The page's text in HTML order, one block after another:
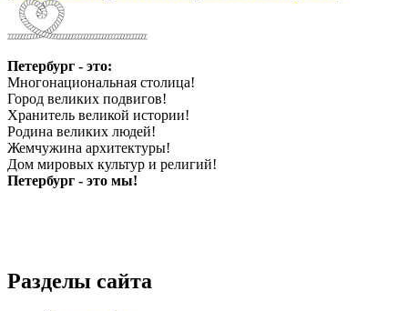
Петербург - это:
Многонациональная столица!
Город великих подвигов!
Хранитель великой истории!
Родина великих людей!
Жемчужина архитектуры!
Дом мировых культур и религий!
Петербург - это мы!
Разделы сайта